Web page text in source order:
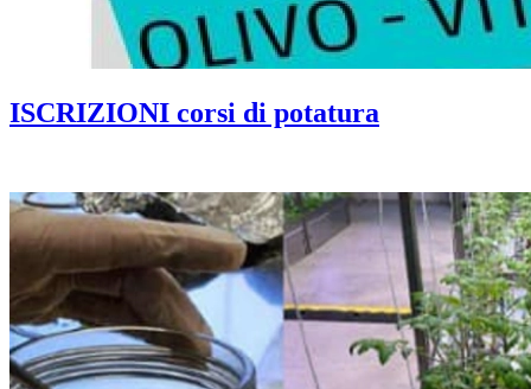
ISCRIZIONI corsi di potatura